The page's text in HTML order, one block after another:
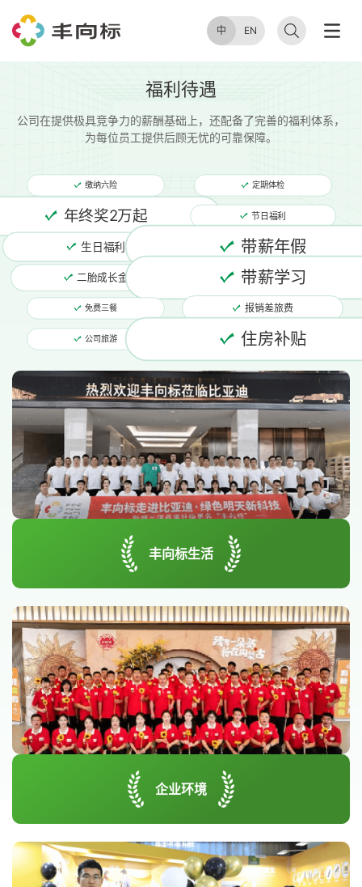
中 EN
福利待遇
公司在提供极具竞争力的薪酬基础上，还配备了完善的福利体系，
为每位员工提供后顾无忧的可靠保障。
缴纳六险 定期体检
年终奖2万起 节日福利
生日福利 带薪年假
二胎成长金 带薪学习
免费三餐 报销差旅费
公司旅游 住房补贴
丰向标生活
企业环境